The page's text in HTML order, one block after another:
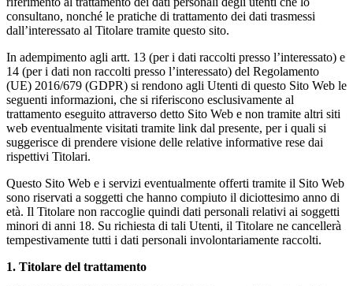
consultano, nonché le pratiche di trattamento dei dati trasmessi
dall’interessato al Titolare tramite questo sito.
In adempimento agli artt. 13 (per i dati raccolti presso l’interessato) e
14 (per i dati non raccolti presso l’interessato) del Regolamento
(UE) 2016/679 (GDPR) si rendono agli Utenti di questo Sito Web le
seguenti informazioni, che si riferiscono esclusivamente al
trattamento eseguito attraverso detto Sito Web e non tramite altri siti
web eventualmente visitati tramite link dal presente, per i quali si
suggerisce di prendere visione delle relative informative rese dai
rispettivi Titolari.
Questo Sito Web e i servizi eventualmente offerti tramite il Sito Web
sono riservati a soggetti che hanno compiuto il diciottesimo anno di
età. Il Titolare non raccoglie quindi dati personali relativi ai soggetti
minori di anni 18. Su richiesta di tali Utenti, il Titolare ne cancellerà
tempestivamente tutti i dati personali involontariamente raccolti.
1. Titolare del trattamento